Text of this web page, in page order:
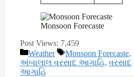
Monsoon Forecaste
Post Views: 7,459
Categories
Weather Tags
Monsoon Forecaste,
અંબાલાલ વરસાદ આગાહિ, વરસાદ
આગાહિ